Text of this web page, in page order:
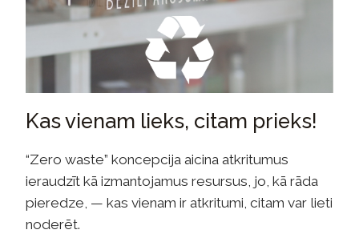
Kas vienam lieks, citam prieks!
“Zero waste” koncepcija aicina atkritumus
ieraudzīt kā izmantojamus resursus, jo, kā rāda
pieredze, — kas vienam ir atkritumi, citam var lieti
noderēt.